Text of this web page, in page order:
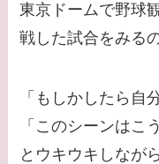
東京ドームで野球
戦した試合をみる
「もしかしたら自
「このシーンはこ
とウキウキしなが